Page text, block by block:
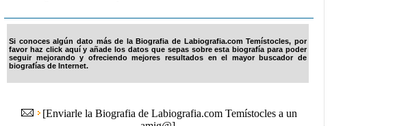
Si conoces algún dato más de la Biografia de Labiografia.com Temístocles, por
favor haz click aquí y añade los datos que sepas sobre esta biografía para poder
seguir mejorando y ofreciendo mejores resultados en el mayor buscador de
biografías de Internet.
[Enviarle la Biografia de Labiografia.com Temístocles a un